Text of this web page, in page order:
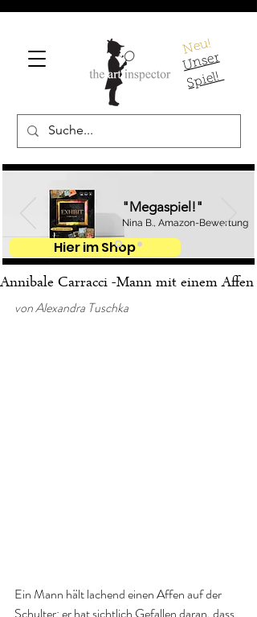
Neu!
U
ns
er
S
pi
el!
"Megaspiel!"
Nina B., Amazon-Bewertung
Hier im Shop
Annibale Carracci -Mann mit einem Affen
von Alexandra Tuschka
Ein Mann hält lachend einen Affen auf der
Schulter; er hat sichtlich Gefallen daran, dass